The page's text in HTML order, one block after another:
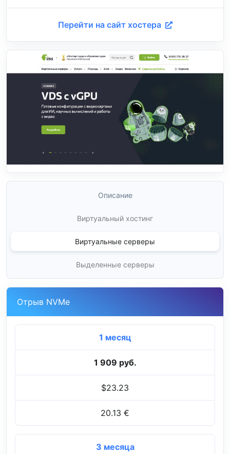
Перейти на сайт хостера
Описание
Виртуальный хостинг
Виртуальные серверы
Выделенные серверы
Отрыв NVMe
1 месяц
1 909 руб.
$23.23
20.13 €
3 месяца